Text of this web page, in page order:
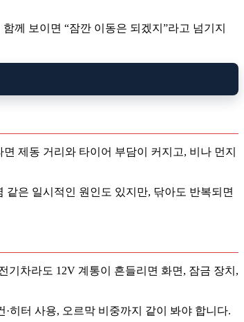
께 보이면 “잠깐 이동은 되겠지”라고 넘기지
제동 거리와 타이어 부담이 커지고, 비나 먼지
은 일시적인 원인도 있지만, 닦아도 반복되면
기차라도 12V 계통이 흔들리면 화면, 잠금 장치,
히터 사용, 오르막 비중까지 같이 봐야 합니다.